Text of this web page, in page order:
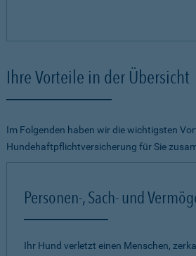
Ihre Vorteile in der Übersicht
Im Folgenden haben wir die wichtigsten
Hundehaftpflichtversicherung für Sie
Personen-, Sach- und
Ihr Hund verletzt einen Menschen,